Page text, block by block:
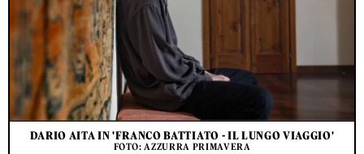
DARIO AITA IN 'FRANCO BATTIATO - IL LUNGO VIAGGIO'
FOTO: AZZURRA PRIMAVERA